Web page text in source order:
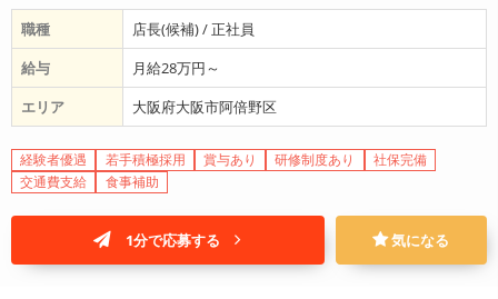
職種
店長(候補) / 正社員
給与
月給28万円～
エリア
大阪府大阪市阿倍野区
経験者優遇 若手積極採用 賞与あり 研修制度あり
社保完備
交通費支給
食事補助
1分で応募する 気になる